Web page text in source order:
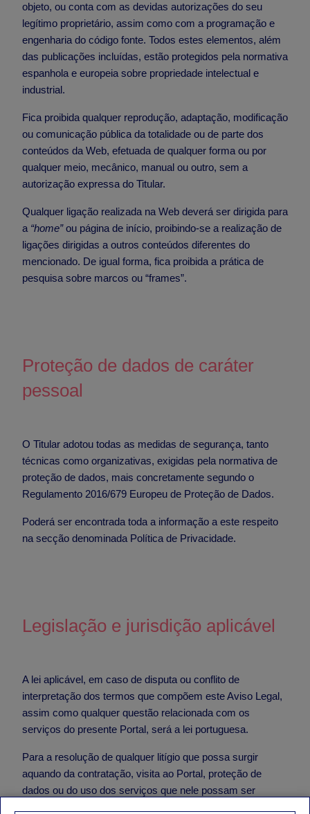
objeto, ou conta com as devidas autorizações do seu
legítimo proprietário, assim como com a programação e
engenharia do código fonte. Todos estes elementos, além
das publicações incluídas, estão protegidos pela normativa
espanhola e europeia sobre propriedade intelectual e
industrial.
Fica proibida qualquer reprodução, adaptação, modificação
ou comunicação pública da totalidade ou de parte dos
conteúdos da Web, efetuada de qualquer forma ou por
qualquer meio, mecânico, manual ou outro, sem a
autorização expressa do Titular.
Qualquer ligação realizada na Web deverá ser dirigida para
a “home”ou página de início, proibindo-se a realização de
ligações dirigidas a outros conteúdos diferentes do
mencionado. De igual forma, fica proibida a prática de
pesquisa sobre marcos ou “frames”.
Proteção de dados de caráter
pessoal
O Titular adotou todas as medidas de segurança, tanto
técnicas como organizativas, exigidas pela normativa de
proteção de dados, mais concretamente segundo o
Regulamento 2016/679 Europeu de Proteção de Dados.
Poderá ser encontrada toda a informação a este respeito
na secção denominada Política de Privacidade.
Legislação e jurisdição aplicável
A lei aplicável, em caso de disputa ou conflito de
interpretação dos termos que compõem este Aviso Legal,
assim como qualquer questão relacionada com os
serviços do presente Portal, será a lei portuguesa.
Para a resolução de qualquer litígio que possa surgir
aquando da contratação, visita ao Portal, proteção de
dados ou do uso dos serviços que nele possam ser